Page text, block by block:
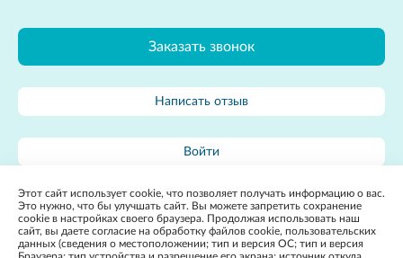
Заказать звонок
Написать отзыв
Войти
Карта сайта
Этот сайт использует cookie, что позволяет получать информацию о вас.
Это нужно, что бы улучшать сайт. Вы можете запретить сохранение
cookie в настройках своего браузера. Продолжая использовать наш
сайт, вы даете согласие на обработку файлов cookie, пользовательских
данных (сведения о местоположении; тип и версия ОС; тип и версия